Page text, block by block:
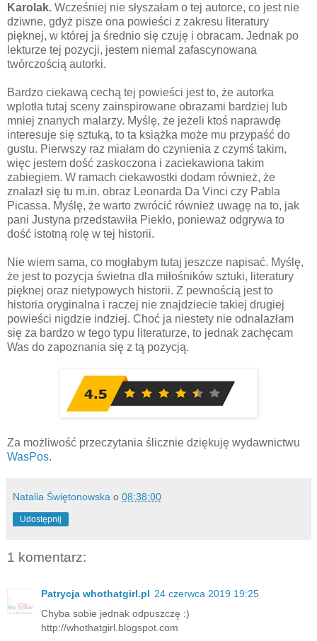
Karolak. Wcześniej nie słyszałam o tej autorce, co jest nie
dziwne, gdyż pisze ona powieści z zakresu literatury
pięknej, w której ja średnio się czuję i obracam. Jednak po
lekturze tej pozycji, jestem niemal zafascynowana
twórczością autorki.
Bardzo ciekawą cechą tej powieści jest to, że autorka
wplotła tutaj sceny zainspirowane obrazami bardziej lub
mniej znanych malarzy. Myślę, że jeżeli ktoś naprawdę
interesuje się sztuką, to ta książka może mu przypaść do
gustu. Pierwszy raz miałam do czynienia z czymś takim,
więc jestem dość zaskoczona i zaciekawiona takim
zabiegiem. W ramach ciekawostki dodam również, że
znalazł się tu m.in. obraz Leonarda Da Vinci czy Pabla
Picassa. Myślę, że warto zwrócić również uwagę na to, jak
pani Justyna przedstawiła Piekło, ponieważ odgrywa to
dość istotną rolę w tej historii.
Nie wiem sama, co mogłabym tutaj jeszcze napisać. Myślę,
że jest to pozycja świetna dla miłośników sztuki, literatury
pięknej oraz nietypowych historii. Z pewnością jest to
historia oryginalna i raczej nie znajdziecie takiej drugiej
powieści nigdzie indziej. Choć ja niestety nie odnalazłam
się za bardzo w tego typu literaturze, to jednak zachęcam
Was do zapoznania się z tą pozycją.
Za możliwość przeczytania ślicznie dziękuję wydawnictwu
WasPos.
Natalia Świętonowska o 08:38:00
Udostępnij
1 komentarz:
Patrycja whothatgirl.pl 24 czerwca 2019 19:25
Chyba sobie jednak odpuszczę :)
http://whothatgirl.blogspot.com